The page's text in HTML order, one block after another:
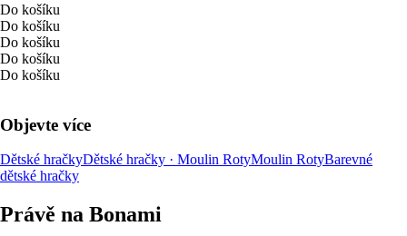
Do košíku
Do košíku
Do košíku
Do košíku
Do košíku
Objevte více
Dětské hračkyDětské hračky · Moulin RotyMoulin RotyBarevné
dětské hračky
Právě na Bonami